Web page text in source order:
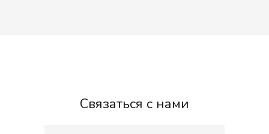
Связаться с нами